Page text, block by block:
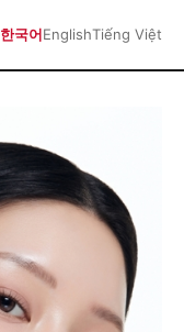
한국어EnglishTiếng Việt